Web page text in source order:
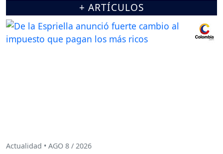
+ ARTÍCULOS
Actualidad • AGO 8 / 2026